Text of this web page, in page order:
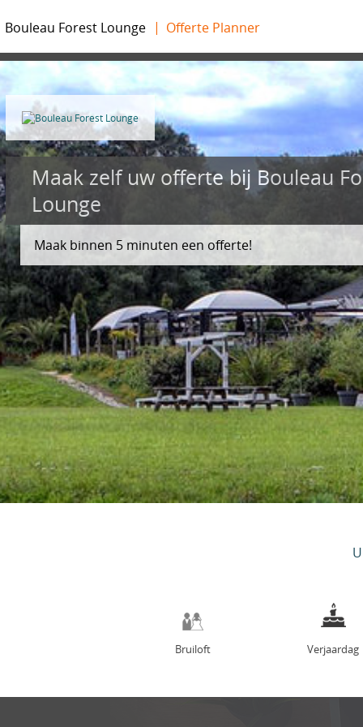
Bouleau Forest Lounge Offerte Planner
Maak zelf uw offerte bij Bouleau
Lounge
Maak binnen 5 minuten een offerte!
Bruiloft Verjaardag